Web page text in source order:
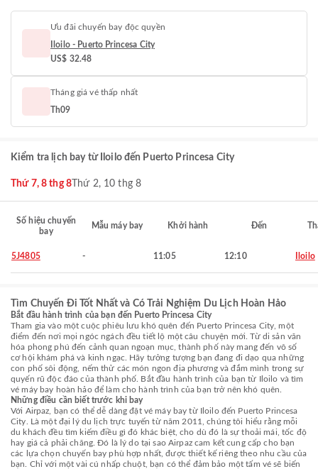
Ưu đãi chuyến bay độc quyền
Iloilo - Puerto Princesa City
US$ 32.48
Tháng giá vé thấp nhất
Th09
Kiểm tra lịch bay từ Iloilo đến Puerto Princesa City
Thứ 7, 8 thg 8Thứ 2, 10 thg 8
Số hiệu chuyến
bay
Mẫu máy bay Khởi hành Đến
5J4805 - 11:05 12:10 Iloilo
Tìm Chuyến Đi Tốt Nhất và Có Trải Nghiệm Du Lịch Hoàn Hảo
Bắt đầu hành trình của bạn đến Puerto Princesa City
Tham gia vào một cuộc phiêu lưu khó quên đến Puerto Princesa City, một
điểm đến nơi mọi ngóc ngách đều tiết lộ một câu chuyện mới. Từ di sản văn
hóa phong phú đến cảnh quan ngoạn mục, thành phố này mang đến vô số
cơ hội khám phá và kinh ngạc. Hãy tưởng tượng bạn đang đi dạo qua những
con phố sôi động, nếm thử các món ngon địa phương và đắm mình trong sự
quyến rũ độc đáo của thành phố. Bắt đầu hành trình của bạn từ Iloilo và tìm
vé máy bay hoàn hảo để làm cho hành trình của bạn trở nên khó quên.
Những điều cần biết trước khi bay
Với Airpaz, bạn có thể dễ dàng đặt vé máy bay từ Iloilo đến Puerto Princesa
City. Là một đại lý du lịch trực tuyến từ năm 2011, chúng tôi hiểu rằng mỗi
du khách đều tìm kiếm điều gì đó khác biệt, cho dù đó là sự thoải mái, tốc độ
hay giá cả phải chăng. Đó là lý do tại sao Airpaz cam kết cung cấp cho bạn
các lựa chọn chuyến bay phù hợp nhất, được thiết kế riêng theo nhu cầu của
bạn. Chỉ với một vài cú nhấp chuột, bạn có thể đảm bảo một tấm vé sẽ biến